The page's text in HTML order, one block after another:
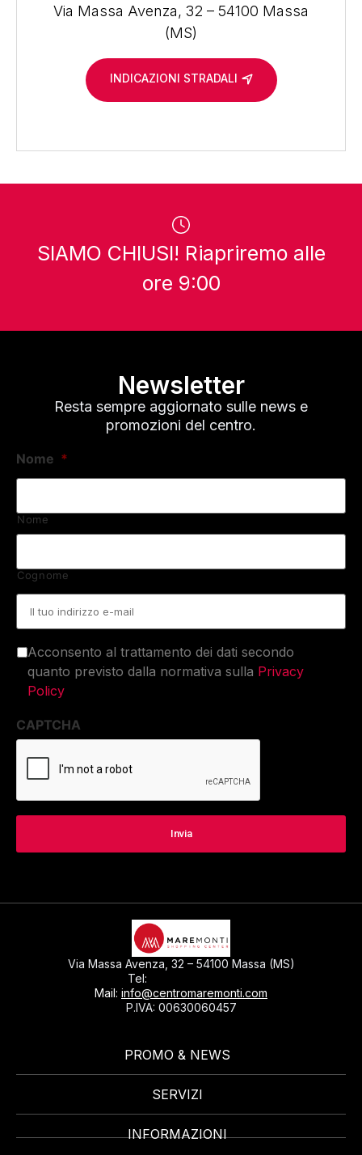
Via Massa Avenza, 32 – 54100 Massa
(MS)
INDICAZIONI STRADALI
SIAMO CHIUSI! Riapriremo alle
ore 9:00
Newsletter
Resta sempre aggiornato sulle news e
promozioni del centro.
Nome *
Nome
Cognome
Acconsento al trattamento dei dati secondo
quanto previsto dalla normativa sulla Privacy
Policy
CAPTCHA
Via Massa Avenza, 32 – 54100 Massa (MS)
Tel:
Mail: info@centromaremonti.com
P.IVA: 00630060457
PROMO & NEWS
SERVIZI
INFORMAZIONI